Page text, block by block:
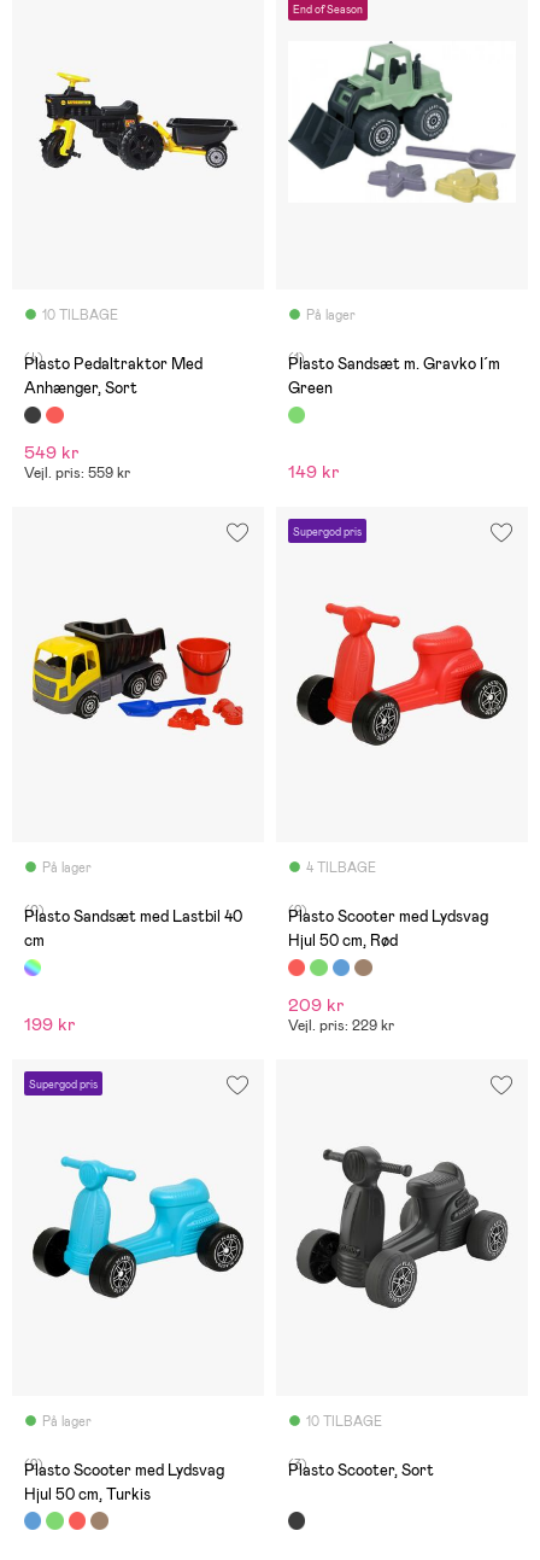
10 TILBAGE
(4)
Plasto Pedaltraktor Med
Anhænger, Sort
549 kr
Vejl. pris: 559 kr
End of Season
På lager
(1)
Plasto Sandsæt m. Gravko I´m
Green
149 kr
På lager
(0)
Plasto Sandsæt med Lastbil 40
cm
199 kr
Supergod pris
4 TILBAGE
(2)
Plasto Scooter med Lydsvag
Hjul 50 cm, Rød
209 kr
Vejl. pris: 229 kr
Supergod pris
På lager
(2)
Plasto Scooter med Lydsvag
Hjul 50 cm, Turkis
10 TILBAGE
(3)
Plasto Scooter, Sort